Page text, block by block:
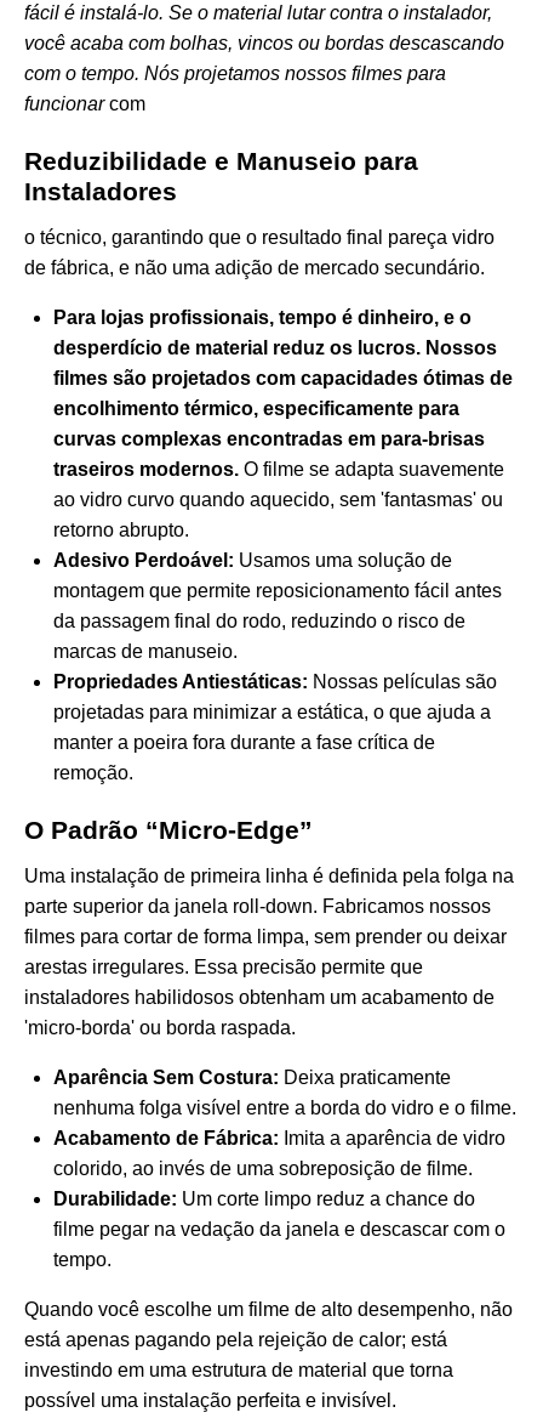
fácil é instalá-lo. Se o material lutar contra o instalador,
você acaba com bolhas, vincos ou bordas descascando
com o tempo. Nós projetamos nossos filmes para
funcionarcom
Reduzibilidade e Manuseio para
Instaladores
o técnico, garantindo que o resultado final pareça vidro
de fábrica, e não uma adição de mercado secundário.
Para lojas profissionais, tempo é dinheiro, e o
desperdício de material reduz os lucros. Nossos
filmes são projetados com capacidades ótimas de
encolhimento térmico, especificamente para
curvas complexas encontradas em para-brisas
traseiros modernos. O filme se adapta suavemente
ao vidro curvo quando aquecido, sem 'fantasmas' ou
retorno abrupto.
Adesivo Perdoável: Usamos uma solução de
montagem que permite reposicionamento fácil antes
da passagem final do rodo, reduzindo o risco de
marcas de manuseio.
Propriedades Antiestáticas: Nossas películas são
projetadas para minimizar a estática, o que ajuda a
manter a poeira fora durante a fase crítica de
remoção.
O Padrão “Micro-Edge”
Uma instalação de primeira linha é definida pela folga na
parte superior da janela roll-down. Fabricamos nossos
filmes para cortar de forma limpa, sem prender ou deixar
arestas irregulares. Essa precisão permite que
instaladores habilidosos obtenham um acabamento de
'micro-borda' ou borda raspada.
Aparência Sem Costura: Deixa praticamente
nenhuma folga visível entre a borda do vidro e o filme.
Acabamento de Fábrica: Imita a aparência de vidro
colorido, ao invés de uma sobreposição de filme.
Durabilidade: Um corte limpo reduz a chance do
filme pegar na vedação da janela e descascar com o
tempo.
Quando você escolhe um filme de alto desempenho, não
está apenas pagando pela rejeição de calor; está
investindo em uma estrutura de material que torna
possível uma instalação perfeita e invisível.